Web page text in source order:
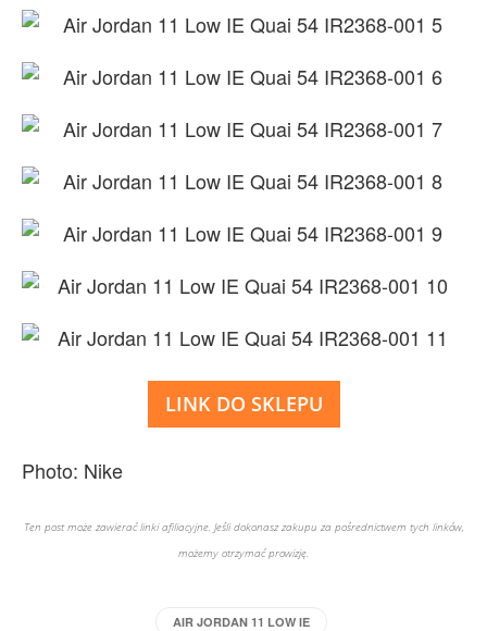
LINK DO SKLEPU
Photo: Nike
Ten post może zawierać linki afiliacyjne. Jeśli dokonasz zakupu za pośrednictwem tych linków,
możemy otrzymać prowizję.
AIR JORDAN 11 LOW IE